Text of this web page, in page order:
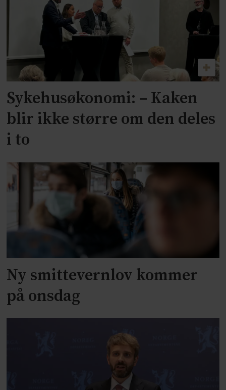
Sykehusøkonomi: – Kaken
blir ikke større om den deles
i to
Ny smittevernlov kommer
på onsdag